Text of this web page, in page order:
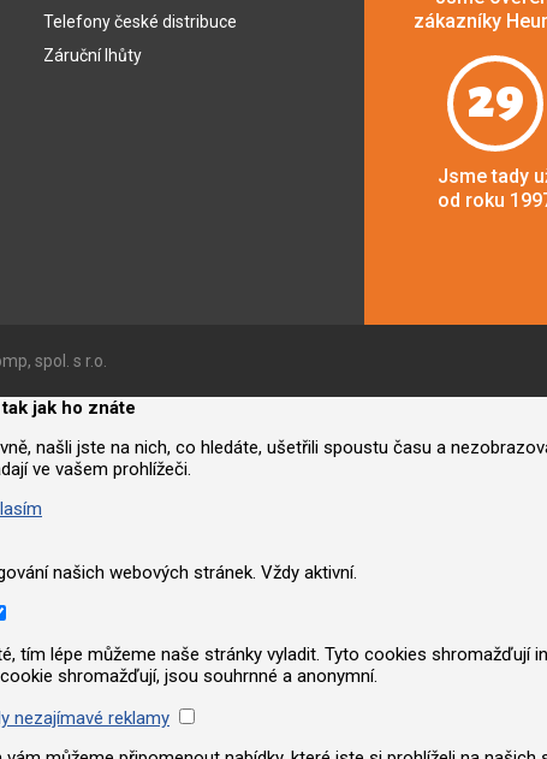
Telefony české distribuce
Záruční lhůty
zákazníky
29
Jsme tady
od roku
spol. s r.o.
jak ho znáte
našli jste na nich, co hledáte, ušetřili spoustu času a
ve vašem prohlížeči.
našich webových stránek. Vždy aktivní.
tím lépe můžeme naše stránky vyladit. Tyto cookies shromažďují
shromažďují, jsou souhrnné a anonymní.
nezajímavé reklamy